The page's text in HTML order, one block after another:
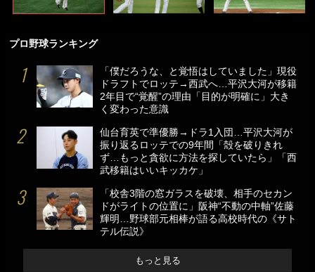
プロ野球ランキング
「僕だろうな、と覚悟はしていました」現役
ドラフトでロッテ→西武へ…平沢大河が移籍
2年目で“覚醒”の理由「目的が明確に」大き
く変わった意識
仙台育英で準優勝→ドラ1入団…平沢大河が
振り返るロッテでの9年間「殻を破りきれ
ず…もっと貪欲に方法を探していたら」「西
武移籍はいいキッカケ」
「校舎3階の窓ガラスを破壊、相手のセカン
ドがライトの位置に」阪神“不動の中軸”佐藤
輝明…野球部元相棒が語る高校時代の《サト
テル伝説》
もっと見る